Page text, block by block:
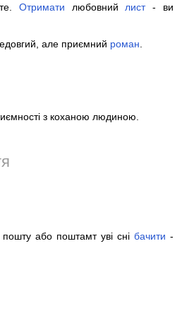
Отримати любовний лист- ви
але приємний роман
з коханою людиною.
або поштамт уві сні бачити -